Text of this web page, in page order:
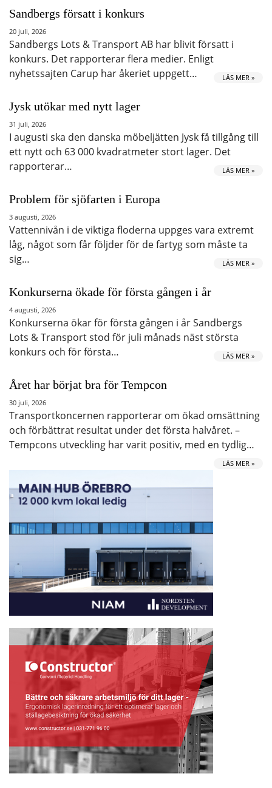
Sandbergs försatt i konkurs
20 juli, 2026
Sandbergs Lots & Transport AB har blivit försatt i
konkurs. Det rapporterar flera medier. Enligt
nyhetssajten Carup har åkeriet uppgett…
LÄS MER »
Jysk utökar med nytt lager
31 juli, 2026
I augusti ska den danska möbeljätten Jysk få tillgång till
ett nytt och 63 000 kvadratmeter stort lager. Det
rapporterar…
LÄS MER »
Problem för sjöfarten i Europa
3 augusti, 2026
Vattennivån i de viktiga floderna uppges vara extremt
låg, något som får följder för de fartyg som måste ta
sig…
LÄS MER »
Konkurserna ökade för första gången i år
4 augusti, 2026
Konkurserna ökar för första gången i år Sandbergs
Lots & Transport stod för juli månads näst största
konkurs och för första…
LÄS MER »
Året har börjat bra för Tempcon
30 juli, 2026
Transportkoncernen rapporterar om ökad omsättning
och förbättrat resultat under det första halvåret. –
Tempcons utveckling har varit positiv, med en tydlig…
LÄS MER »